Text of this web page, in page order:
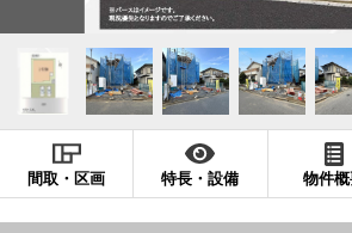
間取・区画 特長・設備 物件
沖縄支店
現地販売会情報
千葉本店 松戸支店 成田支店 木更
神奈川支店
沖縄支店